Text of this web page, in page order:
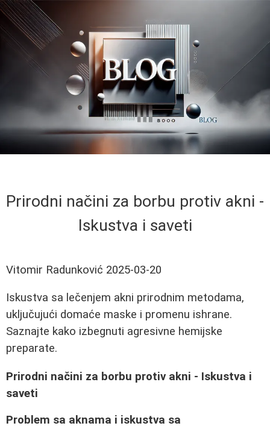
Prirodni načini za borbu protiv akni -
Iskustva i saveti
Vitomir Radunković 2025-03-20
Iskustva sa lečenjem akni prirodnim metodama,
uključujući domaće maske i promenu ishrane.
Saznajte kako izbegnuti agresivne hemijske
preparate.
Prirodni načini za borbu protiv akni - Iskustva i
saveti
Problem sa aknama i iskustva sa